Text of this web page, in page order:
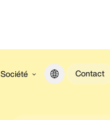
Société Contact